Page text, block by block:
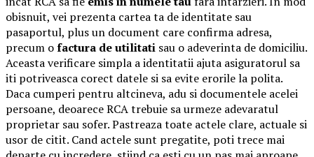
obisnuit, vei prezenta cartea ta de identitate sau
pasaportul, plus un document care confirma adresa,
precum ofactura de utilitati sau o adeverinta de domiciliu.
Aceasta verificare simpla a identitatii ajuta asiguratorul sa
iti potriveasca corect datele si sa evite erorile la polita.
Daca cumperi pentru altcineva, adu si documentele acelei
persoane, deoarece RCA trebuie sa urmeze adevaratul
proprietar sau sofer. Pastreaza toate actele clare, actuale si
usor de citit. Cand actele sunt pregatite, poti trece mai